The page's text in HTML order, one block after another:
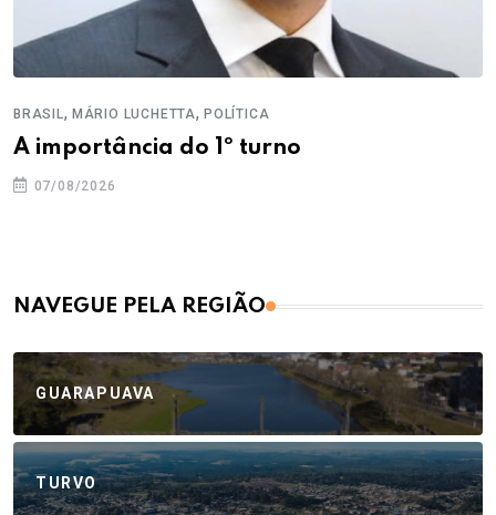
BRASIL, MÁRIO LUCHETTA,POLÍTICA
A importância do 1º turno
07/08/2026
NAVEGUE PELA REGIÃO
GUARAPUAVA
TURVO